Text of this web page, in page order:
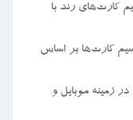
کارت‌های رند با
کارت‌ها بر اساس
زمینه موبایل و